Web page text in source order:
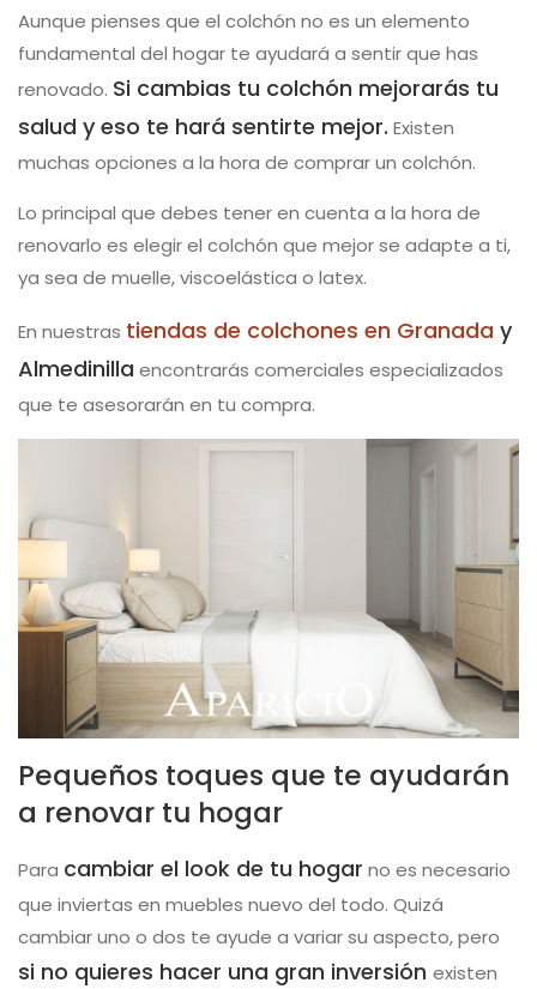
Aunque pienses que el colchón no es un elemento
fundamental del hogar te ayudará a sentir que has
renovado. Si cambias tu colchón mejorarás tu
salud y eso te hará sentirte mejor. Existen
muchas opciones a la hora de comprar un colchón.
Lo principal que debes tener en cuenta a la hora de
renovarlo es elegir el colchón que mejor se adapte a ti,
ya sea de muelle, viscoelástica o latex.
En nuestras tiendas de colchones en Granada y
Almedinilla encontrarás comerciales especializados
que te asesorarán en tu compra.
Pequeños toques que te ayudarán
a renovar tu hogar
Para cambiar el look de tu hogar no es necesario
que inviertas en muebles nuevo del todo. Quizá
cambiar uno o dos te ayude a variar su aspecto, pero
si no quieres hacer una gran inversión existen